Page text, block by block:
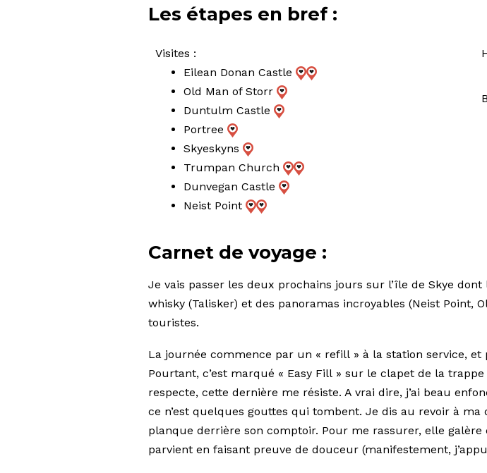
Les étapes en bref :
Visites :
Eilean Donan Castle
Old Man of Storr
Duntulm Castle
Portree
Skyeskyns
Trumpan Church
Dunvegan Castle
Neist Point
Carnet de voyage :
Je vais passer les deux prochains jours sur l’île de Skye
whisky (Talisker) et des panoramas incroyables (Neist Point,
touristes.
La journée commence par un « refill » à la station service,
Pourtant, c’est marqué « Easy Fill » sur le clapet de la
respecte, cette dernière me résiste. A vrai dire, j’ai beau
ce n’est quelques gouttes qui tombent. Je dis au revoir à
planque derrière son comptoir. Pour me rassurer, elle
parvient en faisant preuve de douceur (manifestement,